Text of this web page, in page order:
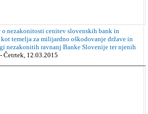
o nezakonitosti cenitev slovenskih bank in
temelja za milijardno oškodovanje države in
nezakonitih ravnanj Banke Slovenije ter njenih
- Četrtek, 12.03.2015